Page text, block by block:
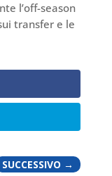
l’off-season
transfer e le
SUCCESSIVO →